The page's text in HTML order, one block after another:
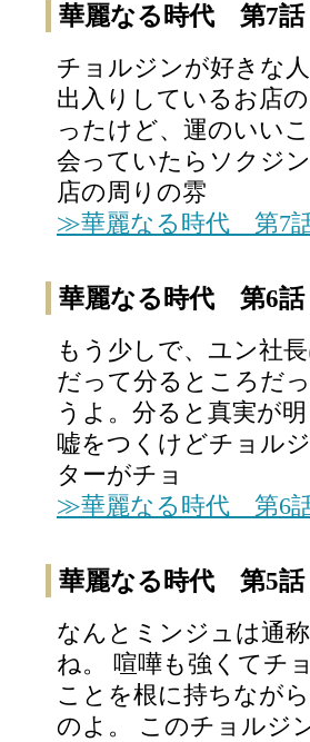
華麗なる時代 第7話
チョルジンが好きな
出入りしているお店
ったけど、運のいい
会っていたらソクジ
店の周りの雰
≫華麗なる時代 第7
華麗なる時代 第6話
もう少しで、ユン社
だって分るところだ
うよ。分ると真実が
嘘をつくけどチョル
ターがチョ
≫華麗なる時代 第6
華麗なる時代 第5話
なんとミンジュは通
ね。 喧嘩も強くてチ
ことを根に持ちなが
のよ。 このチョルジ